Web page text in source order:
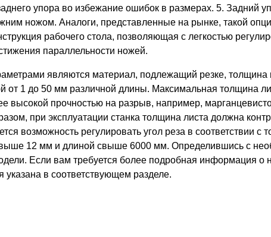
упора во избежание ошибок в размерах. 5. Задний
ножом. Аналоги, представленные на рынке, такой
рабочего стола, позволяющая с легкостью
параллельности ножей.
являются материал, подлежащий резке, толщина
1 до 50 мм различной длины. Максимальная толщина
высокой прочностью на разрыв, например,
при эксплуатации станка толщина листа должна
возможность регулировать угол реза в соответствии с
12 мм и длиной свыше 6000 мм. Определившись с
Если вам требуется более подробная информация о
в соответствующем разделе.